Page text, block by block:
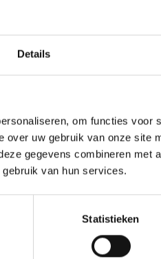
Details
om functies voor
uw gebruik van onze site
gegevens combineren met
van hun services.
Statistieken
Verkeersbord C21
€ 85,00St.